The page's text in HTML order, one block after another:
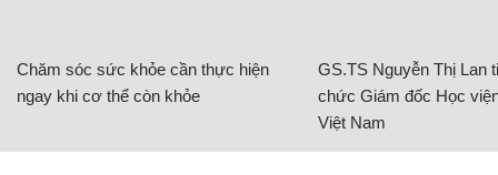
Chăm sóc sức khỏe cần thực hiện
ngay khi cơ thể còn khỏe
GS.TS Nguyễn Thị Lan
chức Giám đốc Học
Việt Nam